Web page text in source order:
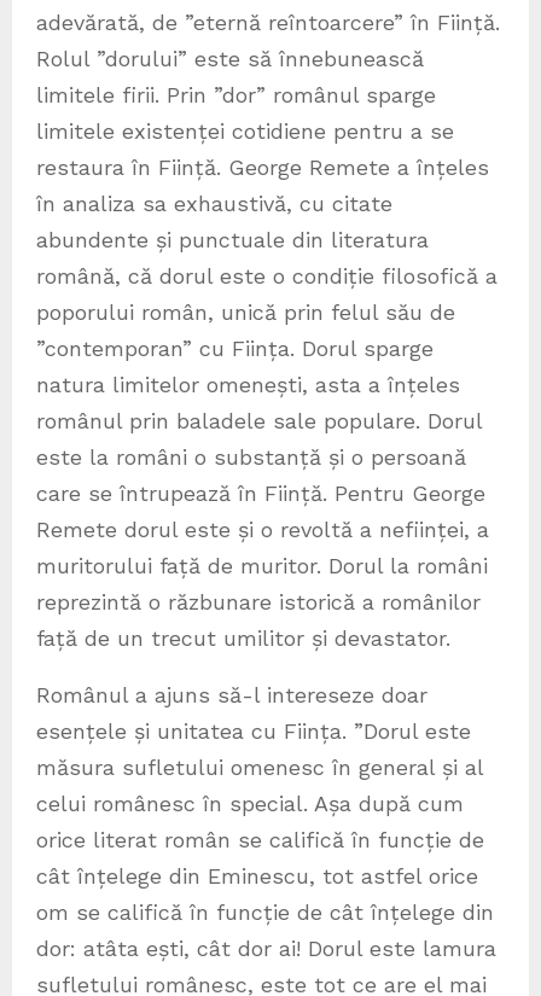
adevărată, de ”eternă reîntoarcere” în Ființă.
Rolul ”dorului” este să înnebunească
limitele firii. Prin ”dor” românul sparge
limitele existenței cotidiene pentru a se
restaura în Ființă. George Remete a înțeles
în analiza sa exhaustivă, cu citate
abundente și punctuale din literatura
română, că dorul este o condiție filosofică a
poporului român, unică prin felul său de
”contemporan” cu Ființa. Dorul sparge
natura limitelor omenești, asta a înțeles
românul prin baladele sale populare. Dorul
este la români o substanță și o persoană
care se întrupează în Ființă. Pentru George
Remete dorul este și o revoltă a neființei, a
muritorului față de muritor. Dorul la români
reprezintă o răzbunare istorică a românilor
față de un trecut umilitor și devastator.
Românul a ajuns să-l intereseze doar
esențele și unitatea cu Ființa. ”Dorul este
măsura sufletului omenesc în general și al
celui românesc în special. Așa după cum
orice literat român se califică în funcție de
cât înțelege din Eminescu, tot astfel orice
om se califică în funcție de cât înțelege din
dor: atâta ești, cât dor ai! Dorul este lamura
sufletului românesc, este tot ce are el mai